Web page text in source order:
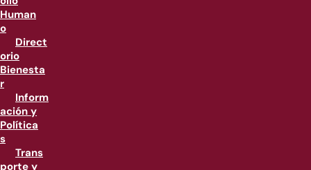
Human
o
Direct
orio
Bienesta
r
Inform
ación y
Política
s
Trans
porte y